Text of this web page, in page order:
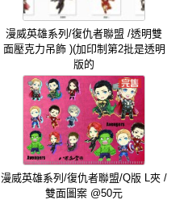
漫威英雄系列/復仇者聯盟 /透明雙
面壓克力吊飾 )(加印制第2批是透明
版的
漫威英雄系列/復仇者聯盟/Q版 L夾 /
雙面圖案 @50元